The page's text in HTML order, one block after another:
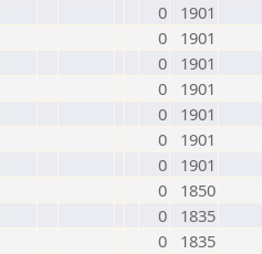
0
1901
0
1901
0
1901
0
1901
0
1901
0
1901
0
1901
0
1850
0
1835
0 1835